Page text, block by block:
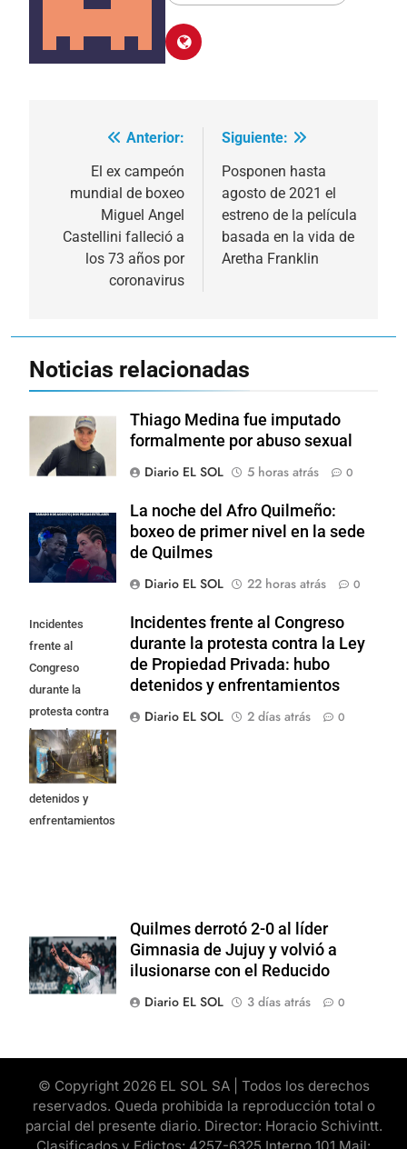
Navegación
entradas
Anterior:
El ex campeón
mundial de boxeo
Miguel Angel
Castellini falleció a
los 73 años por
coronavirus
Siguiente:
Posponen hasta
agosto de 2021 el
estreno de la película
basada en la vida de
Aretha Franklin
Noticias relacionadas
Thiago Medina fue imputado
formalmente por abuso sexual
Diario EL SOL
5 horas atrás 0
La noche del Afro Quilmeño:
boxeo de primer nivel en la sede
de Quilmes
Diario EL SOL
22 horas atrás 0
Incidentes
frente al
Congreso
durante la
protesta contra
la Ley de
Propiedad
Privada: hubo
detenidos y
enfrentamientos
Incidentes frente al Congreso
durante la protesta contra la Ley
de Propiedad Privada: hubo
detenidos y enfrentamientos
Diario EL SOL
2 días atrás 0
Quilmes derrotó 2-0 al líder
Gimnasia de Jujuy y volvió a
ilusionarse con el Reducido
Diario EL SOL
3 días atrás 0
© Copyright 2026 EL SOL SA | Todos los derechos
reservados. Queda prohibida la reproducción total o
parcial del presente diario. Director: Horacio Schivintt.
Clasificados y Edictos: 4257-6325 Interno 101 Mail: